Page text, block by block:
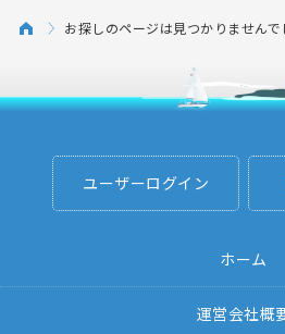
お探しのページは見つかりませんで
ユーザーログイン
ホーム
運営会社概